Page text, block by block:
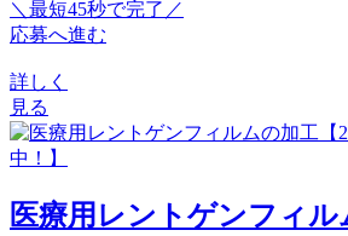
＼最短45秒で完了／
応募へ進む
詳しく
見る
医療用レントゲンフィル